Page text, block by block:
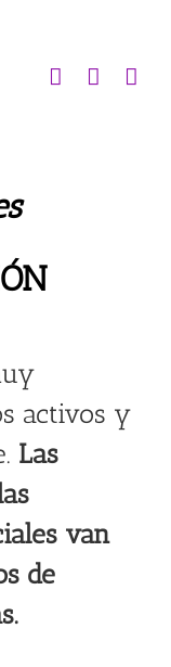
activos y
Las
van
de